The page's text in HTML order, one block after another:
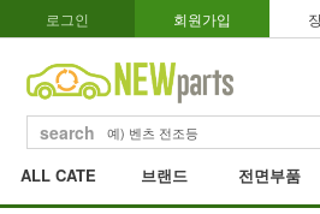
로그인 회원가입
search
ALL CATE 브랜드 전면부품